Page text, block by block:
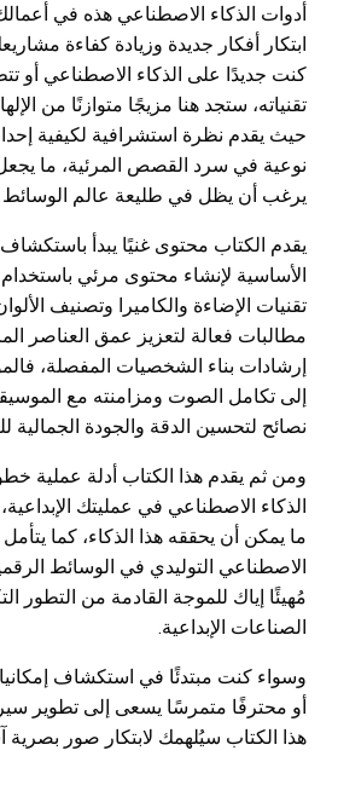
أدوات الذكاء الاصطناعي هذه في
ابتكار أفكار جديدة وزيادة كفاءة
كنت جديدًا على الذكاء الاصطناعي أو
تقنياته، ستجد هنا مزيجًا متوازنًا من
حيث يقدم نظرة استشرافية لكيفية
نوعية في سرد ​​القصص المرئية، ما
يرغب أن يظل في طليعة عالم الوسائط
يقدم الكتاب محتوى غنيًا يبدأ
الأساسية لإنشاء محتوى مرئي
تقنيات الإضاءة والكاميرا وتصنيف
مطالبات فعالة لتعزيز عمق العناصر
إرشادات بناء الشخصيات المفصلة،
إلى تكامل الصوت ومزامنته مع
نصائح لتحسين الدقة والجودة الجمالية
ومن ثم يقدم هذا الكتاب أدلة عملية
الذكاء الاصطناعي في عمليتك
ما يمكن أن يحققه هذا الذكاء، كما
الاصطناعي التوليدي في الوسائط
مُهيئًا إياك للموجة القادمة من التطور
الصناعات الإبداعية.
وسواء كنت مبتدئًا في استكشاف
أو محترفًا متمرسًا يسعى إلى تطوير
هذا الكتاب سيُلهمك لابتكار صور